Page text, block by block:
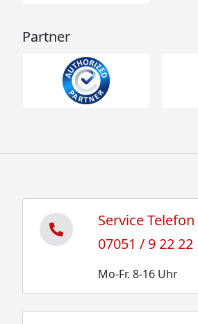
Partner
Service Telefon
07051 / 9 22 22
Mo-Fr. 8-16 Uhr